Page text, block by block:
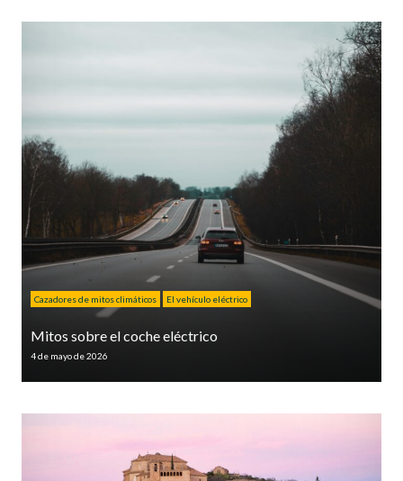
Cazadores de mitos climáticos El vehículo eléctrico
Mitos sobre el coche eléctrico
4 de mayo de 2026